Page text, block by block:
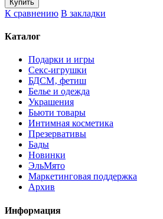
К сравнению В закладки
Каталог
Подарки и игры
Секс-игрушки
БДСМ‚ фетиш
Белье и одежда
Украшения
Бьюти товары
Интимная косметика
Презервативы
Бады
Новинки
ЭльМято
Маркетинговая поддержка
Архив
Информация